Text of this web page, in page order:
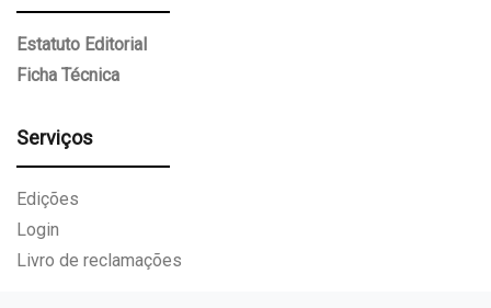
Estatuto Editorial
Ficha Técnica
Serviços
Edições
Login
Livro de reclamações